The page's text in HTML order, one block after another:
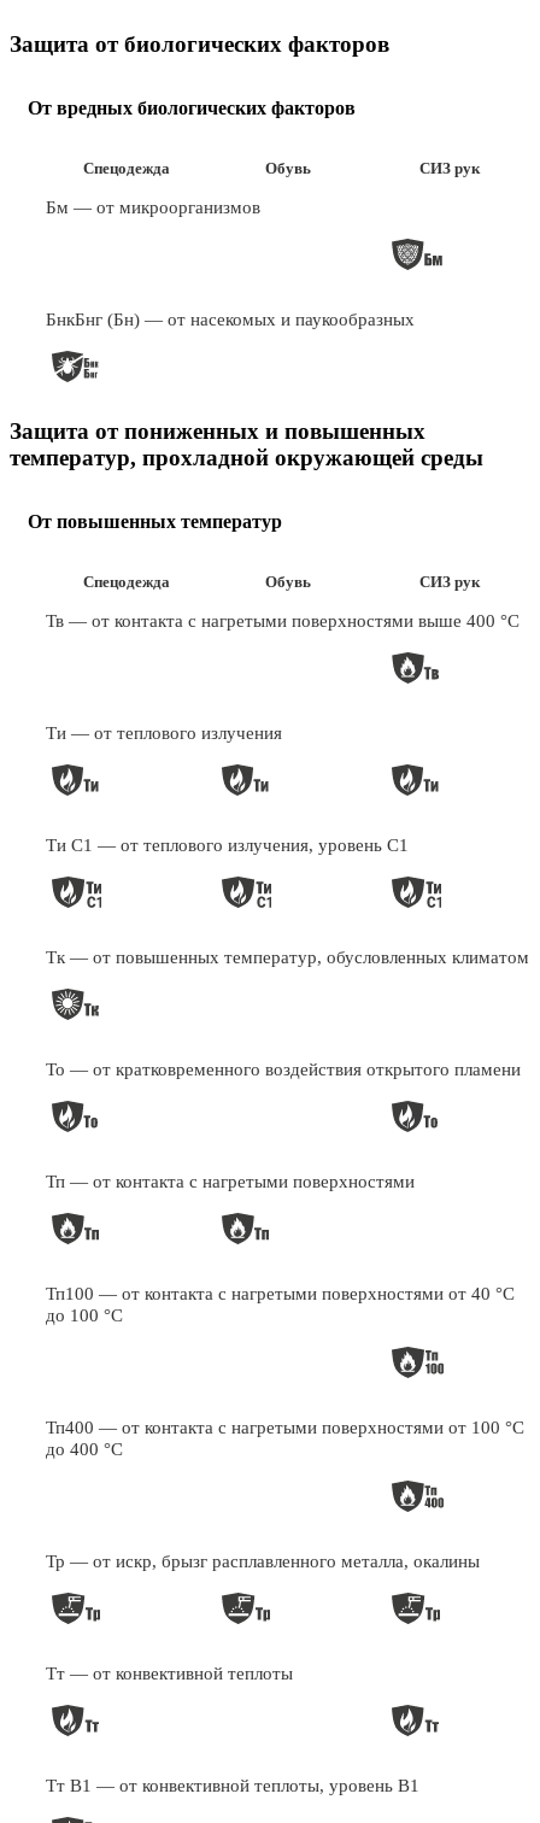
Защита от биологических факторов
От вредных биологических факторов
Спецодежда Обувь СИЗ рук
Бм — от микроорганизмов
БнкБнг (Бн) — от насекомых и паукообразных
Защита от пониженных и повышенных
температур, прохладной окружающей среды
От повышенных температур
Спецодежда Обувь СИЗ рук
Тв — от контакта с нагретыми поверхностями выше 400 °С
Ти — от теплового излучения
Ти С1 — от теплового излучения, уровень С1
Тк — от повышенных температур, обусловленных климатом
То — от кратковременного воздействия открытого пламени
Тп — от контакта с нагретыми поверхностями
Тп100 — от контакта с нагретыми поверхностями от 40 °С
до 100 °С
Тп400 — от контакта с нагретыми поверхностями от 100 °С
до 400 °С
Тр — от искр, брызг расплавленного металла, окалины
Тт — от конвективной теплоты
Тт В1 — от конвективной теплоты, уровень В1